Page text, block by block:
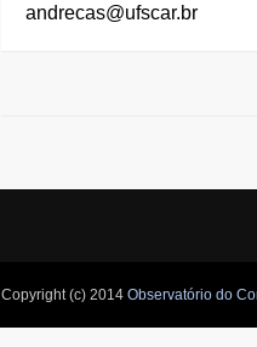
andrecas@ufscar.br
Copyright (c) 2014 Observatório do